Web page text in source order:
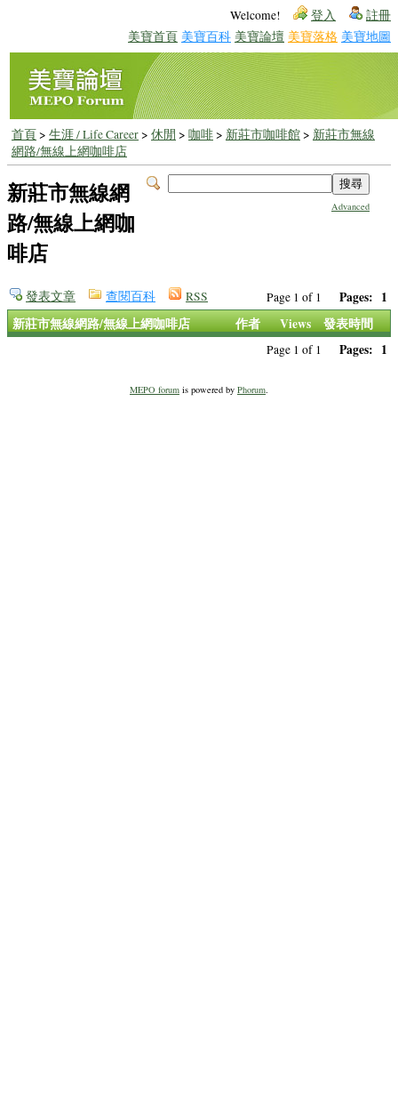
Welcome! 登入 註冊
美寶首頁 美寶百科 美寶論壇 美寶落格 美寶地圖
首頁> 生涯 / Life Career> 休閒 > 咖啡> 新莊市咖啡館> 新莊市無線
網路/無線上網咖啡店
Advanced
新莊市無線網
路/無線上網咖
啡店
Page 1 of 1 Pages: 1
發表文章 查閱百科 RSS
新莊市無線網路/無線上網咖啡店 作者 Views 發表時間
Page 1 of 1 Pages: 1
MEPO forum is powered by Phorum.